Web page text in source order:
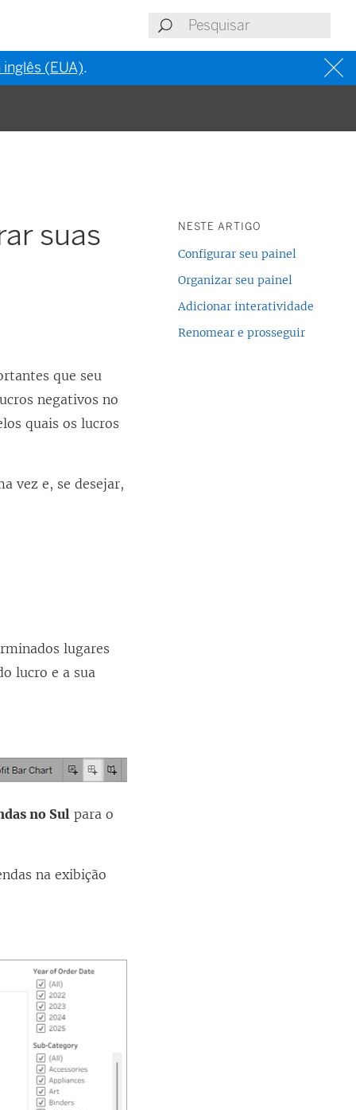
(EUA).
suas
que seu
negativos no
quais os lucros
vez e, se desejar,
lugares
lucro e a sua
no Sul para o
na exibição
NESTE ARTIGO
Configurar seu painel
Organizar seu painel
Adicionar interatividade
Renomear e prosseguir